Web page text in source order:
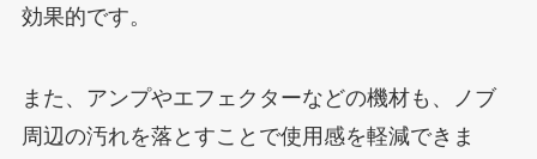
効果的です。
また、アンプやエフェクターなどの機材も、ノブ
周辺の汚れを落とすことで使用感を軽減できま